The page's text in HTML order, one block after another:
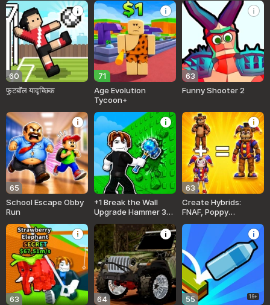
60
फुटबॉल यादृच्छिक
71
Age Evolution
Tycoon+
63
Funny Shooter 2
65
School Escape Obby
Run
+1 Break the Wall
Upgrade Hammer 3D
63
Create Hybrids:
FNAF, Poppy
63
64
55 16+